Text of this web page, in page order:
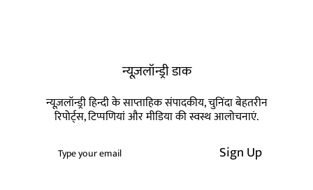
न्यूज़लॉन्ड्री डाक
न्यूज़लॉन्ड्री हिन्दी के साप्ताहिक संपादकीय, चुनिंदा बेहतरीन
रिपोर्ट्स, टिप्पणियां और मीडिया की स्वस्थ आलोचनाएं.
Sign Up